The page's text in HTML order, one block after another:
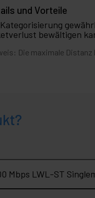
und Vorteile
Kategorisierung
bewältigen
Die maximale
Mbps LWL-ST